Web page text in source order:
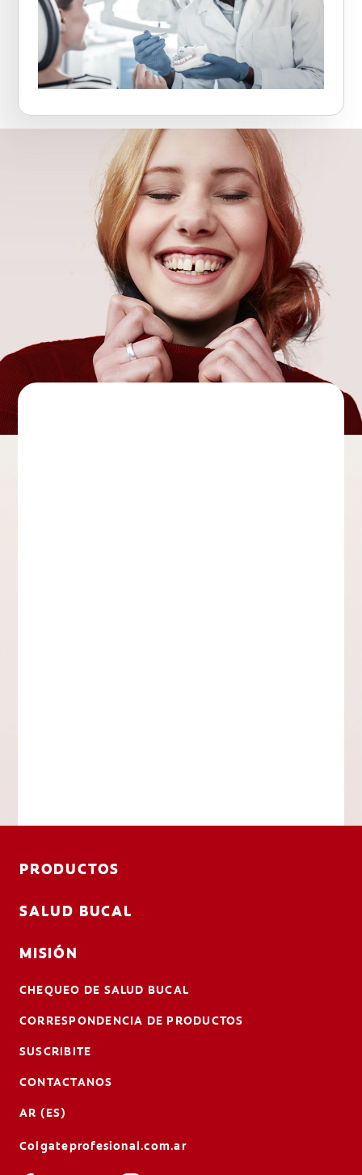
PRODUCTOS
SALUD BUCAL
MISIÓN
CHEQUEO DE SALUD BUCAL
CORRESPONDENCIA DE PRODUCTOS
SUSCRIBITE
CONTACTANOS
AR (ES)
Colgateprofesional.com.ar